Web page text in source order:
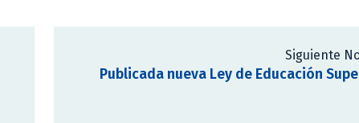
Siguiente
Publicada nueva Ley de Educación